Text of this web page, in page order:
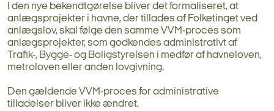
I den nye bekendtgørelse bliver det formaliseret, at
anlægsprojekter i havne, der tillades af Folketinget ved
anlægslov, skal følge den samme VVM-proces som
anlægsprojekter, som godkendes administrativt af
Trafik-, Bygge- og Boligstyrelsen i medfør af havneloven,
metroloven eller anden lovgivning.
Den gældende VVM-proces for administrative
tilladelser bliver ikke ændret.